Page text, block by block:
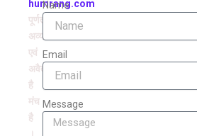
humrang.com
पूर्णतः
अव्यवसायिक
एवं
अवैतनिक
है
मंच
है
Name
Email
Message